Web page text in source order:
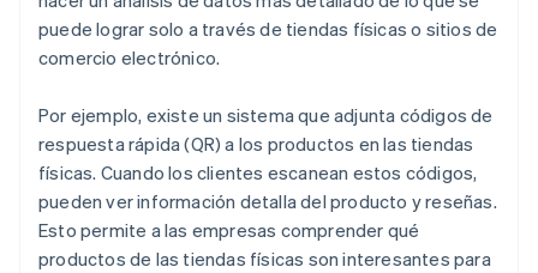
puede lograr solo a través de tiendas físicas o sitios de
comercio electrónico.
Por ejemplo, existe un sistema que adjunta códigos de
respuesta rápida (QR) a los productos en las tiendas
físicas. Cuando los clientes escanean estos códigos,
pueden ver información detalla del producto y reseñas.
Esto permite a las empresas comprender qué
productos de las tiendas físicas son interesantes para